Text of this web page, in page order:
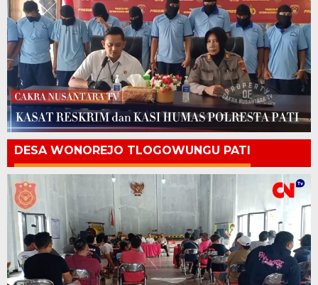
DESA WONOREJO TLOGOWUNGU PATI